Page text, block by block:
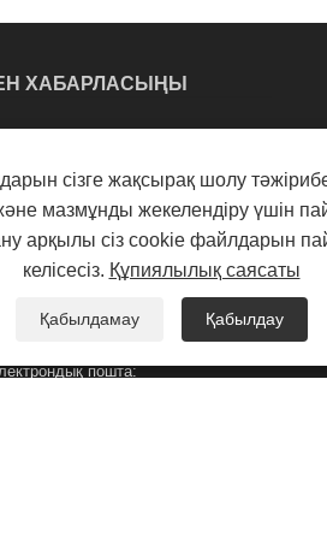
ХАБАРЛАСЫҢЫ
технологиялар Co., Ltd,
Duqiao Wangwuhuzhuang Village,
округ, Хени провинциясы
+86-18830800066
пошта:
сізге жақсырақ шолу
мазмұнды жекелендіру үшін
арқылы сіз cookie файлдарын
келісесіз. Құпиялылық саясаты
Қабылдамау Қабылдау